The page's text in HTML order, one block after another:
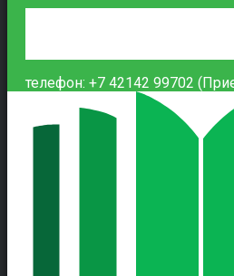
телефон: +7 42142 99702